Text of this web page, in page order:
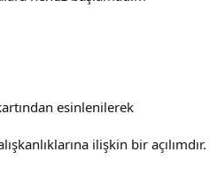
esinlenilerek
ilişkin bir açılımdır.